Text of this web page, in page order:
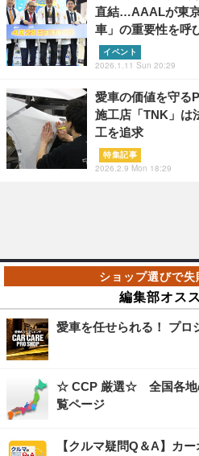
直結…AAALが東
車」の重要性を呼
イベント
2026.1.11 Sun 20:29
愛車の価値を守る
施工店「TNK」は
工を追求
特集記事
2026.2.9 Mon 18:29
編集部オス
愛車を任せられる！ プロ
☆ CCP 厳選☆ 全国各地
覧ページ
【クルマ疑問Q＆A】カ